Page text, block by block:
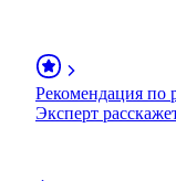
Рекомендация по
Эксперт